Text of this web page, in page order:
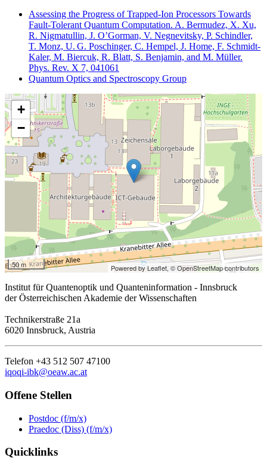
Assessing the Progress of Trapped-Ion Processors Towards
Fault-Tolerant Quantum Computation. A. Bermudez, X. Xu,
R. Nigmatullin, J. O’Gorman, V. Negnevitsky, P. Schindler,
T. Monz, U. G. Poschinger, C. Hempel, J. Home, F. Schmidt-
Kaler, M. Biercuk, R. Blatt, S. Benjamin, and M. Müller.
Phys. Rev. X 7, 041061
Quantum Optics and Spectroscopy Group
+
−
50 m Powered by Leaflet,© OpenStreetMap contributors
Institut für Quantenoptik und Quanteninformation - Innsbruck
der Österreichischen Akademie der Wissenschaften
Technikerstraße 21a
6020 Innsbruck, Austria
Telefon +43 512 507 47100
iqoqi-ibk@oeaw.ac.at
Offene Stellen
Postdoc (f/m/x)
Praedoc (Diss) (f/m/x)
Quicklinks